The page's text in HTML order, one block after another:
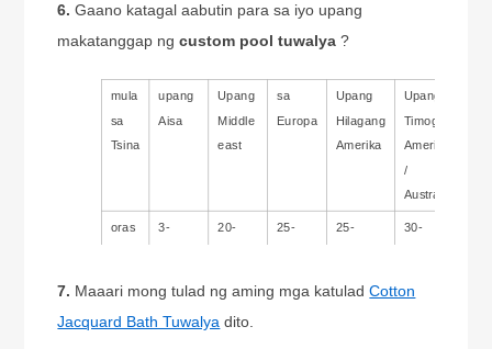
6. Gaano katagal aabutin para sa iyo upang
makatanggap ngcustom pool tuwalya ?
mula
sa
Tsina
upang
Aisa
Upang
Middle
east
sa
Europa
Upang
Hilagang
Amerika
Upang
Timog
Amerika
/
Australia
oras 3- 20- 25- 25- 30-
7. Maaari mong tulad ng aming mga katuladCotton
Jacquard Bath Tuwalya dito.